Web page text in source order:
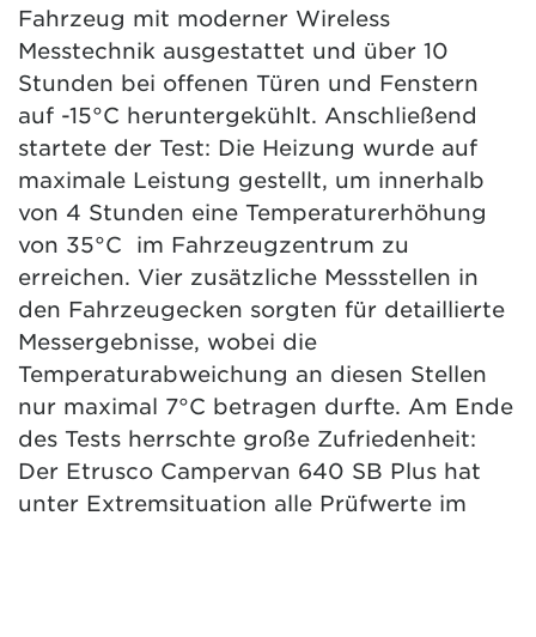
Fahrzeug mit moderner Wireless
Messtechnik ausgestattet und über 10
Stunden bei offenen Türen und Fenstern
auf -15°C heruntergekühlt. Anschließend
startete der Test: Die Heizung wurde auf
maximale Leistung gestellt, um innerhalb
von 4 Stunden eine Temperaturerhöhung
von 35°C im Fahrzeugzentrum zu
erreichen. Vier zusätzliche Messstellen in
den Fahrzeugecken sorgten für detaillierte
Messergebnisse, wobei die
Temperaturabweichung an diesen Stellen
nur maximal 7°C betragen durfte. Am Ende
des Tests herrschte große Zufriedenheit:
Der Etrusco Campervan 640 SB Plus hat
unter Extremsituation alle Prüfwerte im